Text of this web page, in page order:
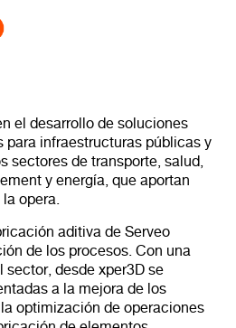
el desarrollo de soluciones
para infraestructuras públicas y
sectores de transporte, salud,
y energía, que aportan
opera.
aditiva de Serveo
de los procesos. Con una
desde xper3D se
a la mejora de los
optimización de operaciones